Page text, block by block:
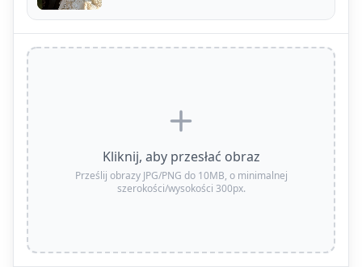
Kliknij, aby przesłać obraz
Prześlij obrazy JPG/PNG do 10MB, o minimalnej
szerokości/wysokości 300px.